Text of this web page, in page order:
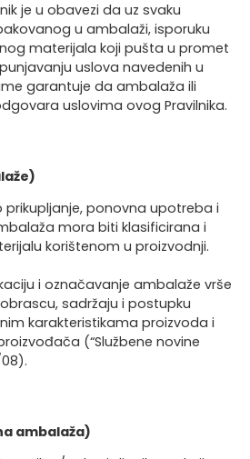
je u obavezi da uz svaku
u ambalaži, isporuku
materijala koji pušta u promet
uslova navedenih u
garantuje da ambalaža ili
uslovima ovog Pravilnika.
prikupljanje, ponovna upotreba i
mora biti klasificirana i
korištenom u proizvodnji.
i označavanje ambalaže vrše
sadržaju i postupku
karakteristikama proizvoda i
(“Službene novine
ambalaža)